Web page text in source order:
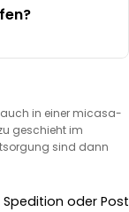
auch in einer micasa-
geschieht im
sind dann
Spedition oder Post